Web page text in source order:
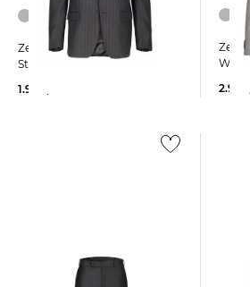
Zegna | Herren Anzug aus
Stretch-Wolle
1.990,00 €
Zegna | Herren Sakko aus